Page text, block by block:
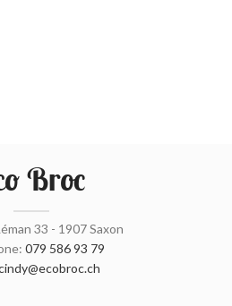
Broc
33 - 1907 Saxon
079 586 93 79